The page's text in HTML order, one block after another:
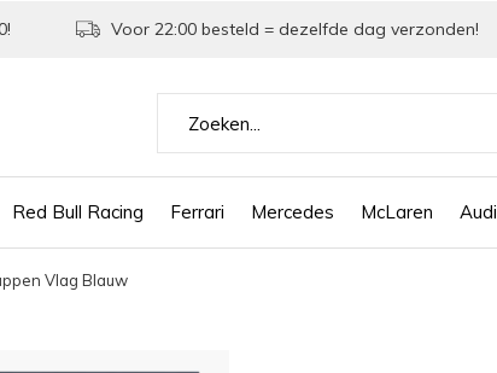
Red Bull Racing Ferrari Mercedes McLaren Audi
Voor 22:00 besteld = dezelfde dag verzonden!
Vlag Blauw